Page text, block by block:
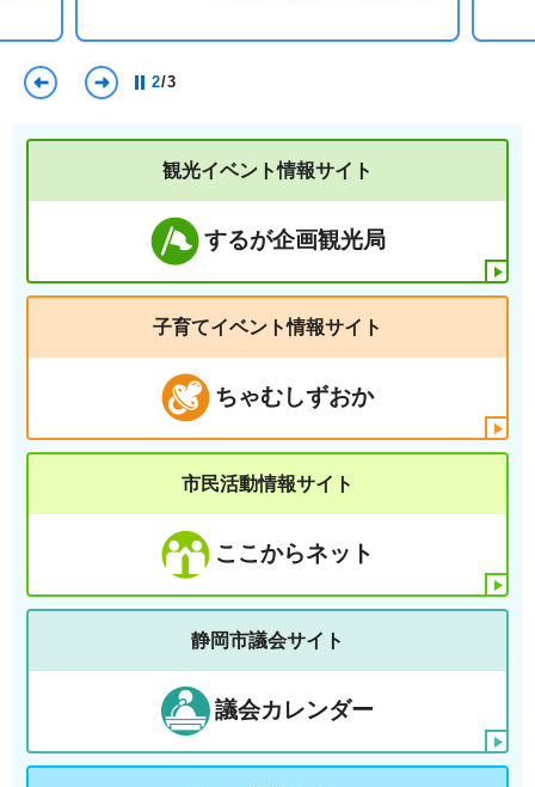
前のスライドを表示
2/3
観光イベント情報サイト
するが企画観光局
子育てイベント情報サイト
ちゃむしずおか
市民活動情報サイト
ここからネット
静岡市議会サイト
議会カレンダー